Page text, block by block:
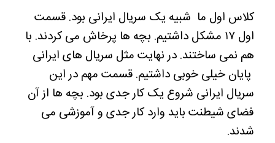
کلاس اول ما شبیه یک سریال ایرانی بود. قسمت
اول ۱۷ مشکل داشتیم. بچه ها پرخاش می کردند. با
هم نمی ساختند. در نهایت مثل سریال های ایرانی
پایان خیلی خوبی داشتیم. قسمت مهم‌ در این
سریال ایرانی شروع یک کار جدی بود. بچه ها از آن
فضای شیطنت باید وارد کار جدی و آموزشی می
شدند.